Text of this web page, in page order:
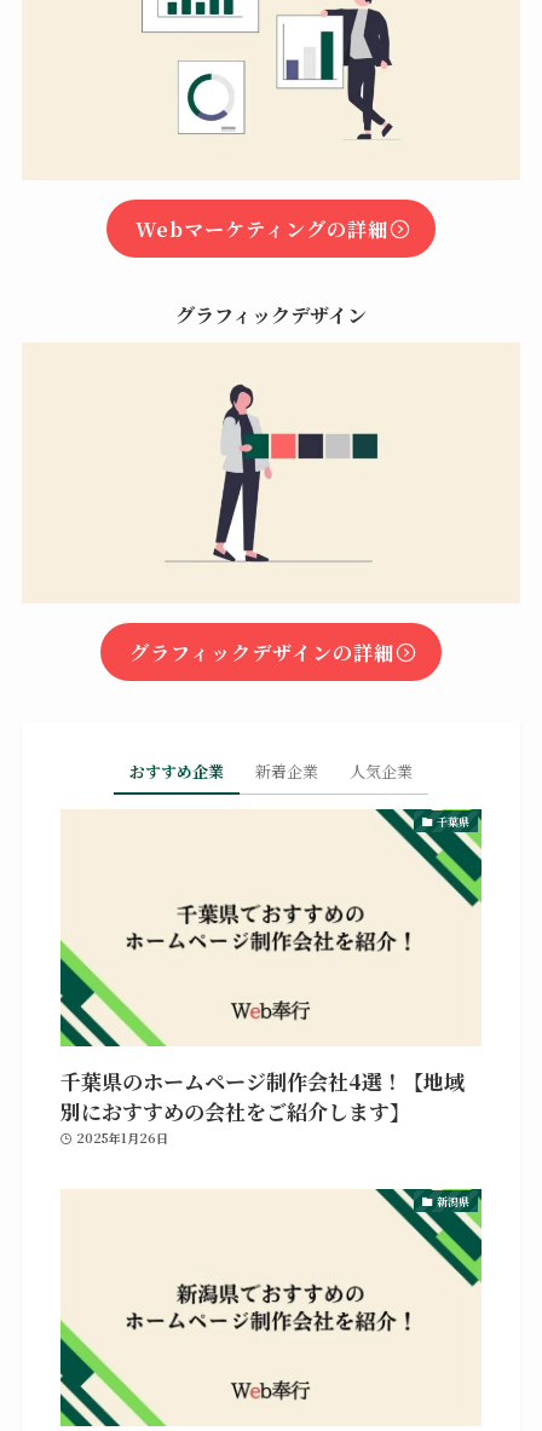
Webマーケティングの詳細
グラフィックデザイン
グラフィックデザインの詳細
おすすめ企業 新着企業 人気企業
千葉県
千葉県のホームページ制作会社4選！【地域
別におすすめの会社をご紹介します】
2025年1月26日
新潟県